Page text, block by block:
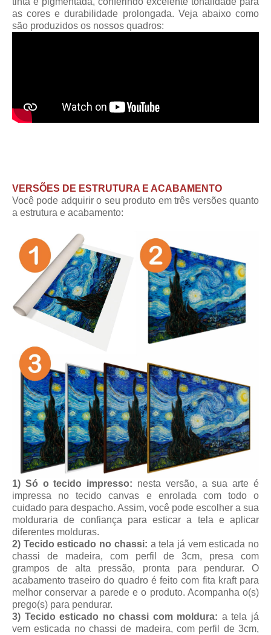
as cores e durabilidade prolongada. Veja abaixo como
são produzidos os nossos quadros:
VERSÕES DE ESTRUTURA E ACABAMENTO
Você pode adquirir o seu produto em três versões quanto
a estrutura e acabamento:
1) Só o tecido impresso: nesta versão, a sua arte é
impressa no tecido canvas e enrolada com todo o
cuidado para despacho. Assim, você pode escolher a sua
molduraria de confiança para esticar a tela e aplicar
diferentes molduras.
2) Tecido esticado no chassi: a tela já vem esticada no
chassi de madeira, com perfil de 3cm, presa com
grampos de alta pressão, pronta para pendurar. O
acabamento traseiro do quadro é feito com fita kraft para
melhor conservar a parede e o produto. Acompanha o(s)
prego(s) para pendurar.
3) Tecido esticado no chassi com moldura: a tela já
vem esticada no chassi de madeira, com perfil de 3cm,